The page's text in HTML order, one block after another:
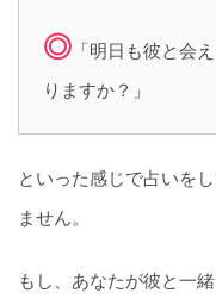
◎ 「明日も彼と会
りますか？」
といった感じで占いを
ません。
もし、あなたが彼と一